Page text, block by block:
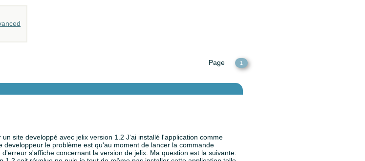
Page 1
un site developpé avec jelix version 1.2 J'ai installé l'application comme
developpeur le problème est qu'au moment de lancer la commande
d'erreur s'affiche concernant la version de jelix. Ma question est la suivante: